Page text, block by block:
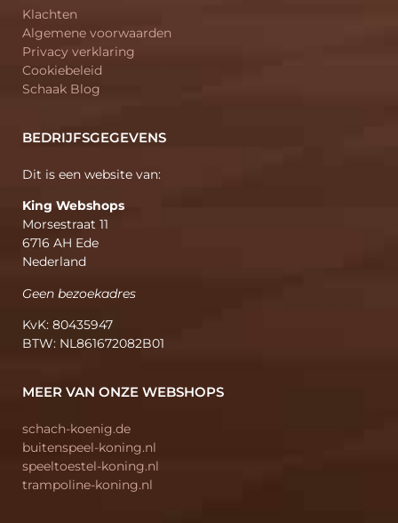
Klachten
Algemene voorwaarden
Privacy verklaring
Cookiebeleid
Schaak Blog
BEDRIJFSGEGEVENS
Dit is een website van:
King Webshops
Morsestraat 11
6716 AH Ede
Nederland
Geen bezoekadres
KvK: 80435947
BTW: NL861672082B01
MEER VAN ONZE WEBSHOPS
schach-koenig.de
buitenspeel-koning.nl
speeltoestel-koning.nl
trampoline-koning.nl